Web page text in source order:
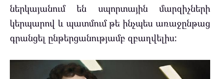
ներկայանում են սպորտային մարզիչների
կերպարով և պատմում թե ինչպես առաջընթաց
գրանցել ընթերցանությամբ զբաղվելիս: